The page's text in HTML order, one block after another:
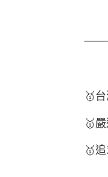
🥇
🥇
🥇